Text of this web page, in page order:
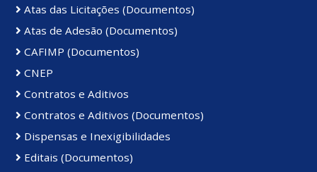
Atas das Licitações (Documentos)
Atas de Adesão (Documentos)
CAFIMP (Documentos)
CNEP
Contratos e Aditivos
Contratos e Aditivos (Documentos)
Dispensas e Inexigibilidades
Editais (Documentos)